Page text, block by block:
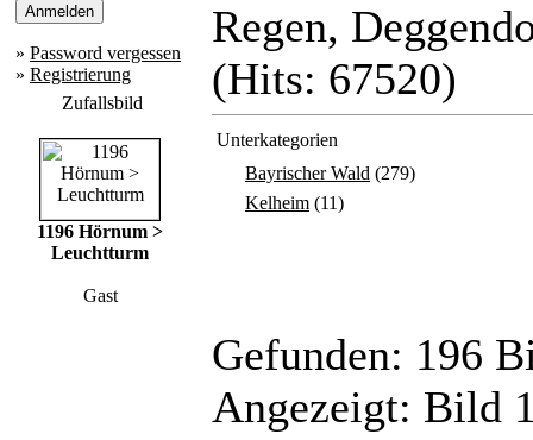
» Password vergessen
» Registrierung
Zufallsbild
1196 Hörnum >
Leuchtturm
Gast
Regen,
(Hits: 67520)
Unterkategorien
Bayrischer Wald (279)
Kelheim (11)
Gefunden: 196
Angezeigt: Bild